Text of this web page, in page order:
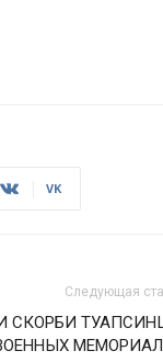
VK
Следующая
СКОРБИ